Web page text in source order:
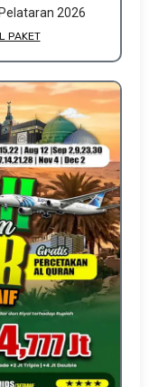
2026
PAKET